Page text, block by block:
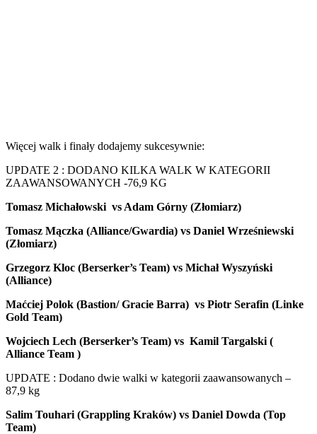
Więcej walk i finały dodajemy sukcesywnie:
UPDATE 2 : DODANO KILKA WALK W KATEGORII
ZAAWANSOWANYCH -76,9 KG
Tomasz Michałowski vs Adam Górny (Złomiarz)
Tomasz Mączka (Alliance/Gwardia) vs Daniel Wrześniewski
(Złomiarz)
Grzegorz Kloc (Berserker’s Team) vs Michał Wyszyński
(Alliance)
Maćciej Polok (Bastion/ Gracie Barra) vs Piotr Serafin (Linke
Gold Team)
Wojciech Lech (Berserker’s Team) vs Kamil Targalski (
Alliance Team )
UPDATE : Dodano dwie walki w kategorii zaawansowanych –
87,9 kg
Salim Touhari (Grappling Kraków) vs Daniel Dowda (Top
Team)